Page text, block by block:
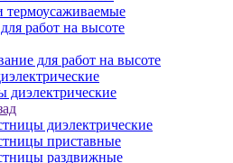
термоусаживаемые
работ на высоте
для работ на высоте
диэлектрические
диэлектрические
приставные
раздвижные